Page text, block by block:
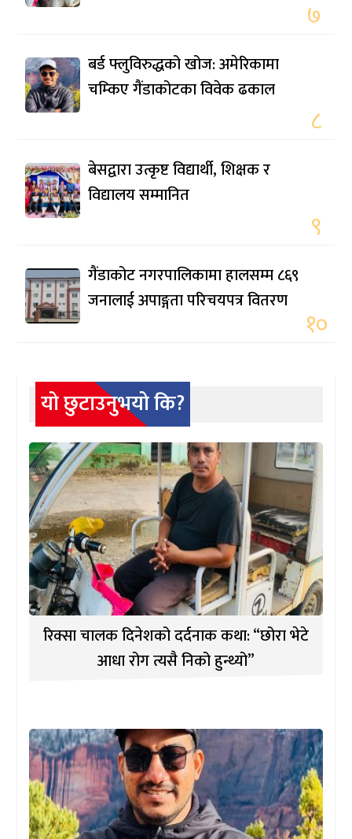
७
बर्ड फ्लुविरुद्धको खोज: अमेरिकामा
चम्किए गैंडाकोटका विवेक ढकाल
८
बेसद्वारा उत्कृष्ट विद्यार्थी, शिक्षक र
विद्यालय सम्मानित
९
गैंडाकोट नगरपालिकामा हालसम्म ८६९
जनालाई अपाङ्गता परिचयपत्र वितरण
१०
यो छुटाउनुभयो कि?
रिक्सा चालक दिनेशको दर्दनाक कथा: “छोरा भेटे
आधा रोग त्यसै निको हुन्थ्यो”